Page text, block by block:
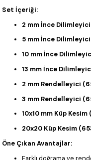
Set İçeriği:
2 mm İnce
5 mm İnce
10 mm İnce
13 mm İnce
2 mm Rendelleyici
3 mm Rendelleyici
10x10 mm Küp
20x20 Küp Kesim
Öne Çıkan Avantajlar:
Farklı doğrama ve